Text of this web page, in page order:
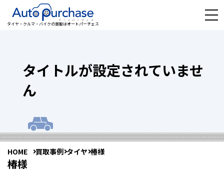
タイヤ・クルマ・バイクの買取はオートパーチェス
タイトルが設定されていませ
ん
HOME 買取事例 タイヤ 椿様
椿様